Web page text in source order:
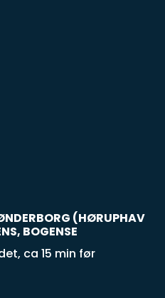
(HØRUPHAV
BOGENSE
ca 15 min før